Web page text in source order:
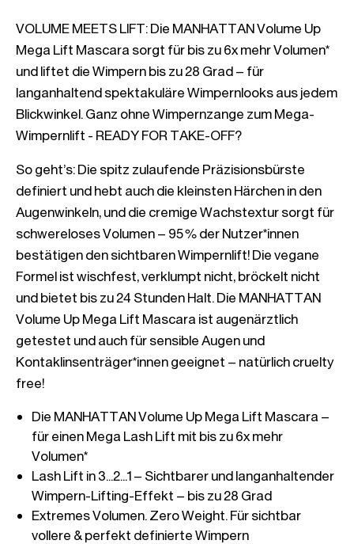
VOLUME MEETS LIFT: Die MANHATTAN Volume Up
Mega Lift Mascara sorgt für bis zu 6x mehr Volumen*
und liftet die Wimpern bis zu 28 Grad – für
langanhaltend spektakuläre Wimpernlooks aus jedem
Blickwinkel. Ganz ohne Wimpernzange zum Mega-
Wimpernlift - READY FOR TAKE-OFF?
So geht’s: Die spitz zulaufende Präzisionsbürste
definiert und hebt auch die kleinsten Härchen in den
Augenwinkeln, und die cremige Wachstextur sorgt für
schwereloses Volumen – 95 % der Nutzer*innen
bestätigen den sichtbaren Wimpernlift! Die vegane
Formel ist wischfest, verklumpt nicht, bröckelt nicht
und bietet bis zu 24 Stunden Halt. Die MANHATTAN
Volume Up Mega Lift Mascara ist augenärztlich
getestet und auch für sensible Augen und
Kontaklinsenträger*innen geeignet – natürlich cruelty
free!
Die MANHATTAN Volume Up Mega Lift Mascara –
für einen Mega Lash Lift mit bis zu 6x mehr
Volumen*
Lash Lift in 3...2...1 – Sichtbarer und langanhaltender
Wimpern-Lifting-Effekt – bis zu 28 Grad
Extremes Volumen. Zero Weight. Für sichtbar
vollere & perfekt definierte Wimpern